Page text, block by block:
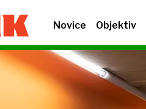
Novice Objektiv